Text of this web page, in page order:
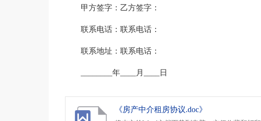
甲方签字：乙方签字：
联系电话：联系电话：
联系地址：联系电话：
________年____月____日
《房产中介租房协议.doc》